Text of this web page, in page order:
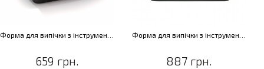
659 грн. 887 грн.